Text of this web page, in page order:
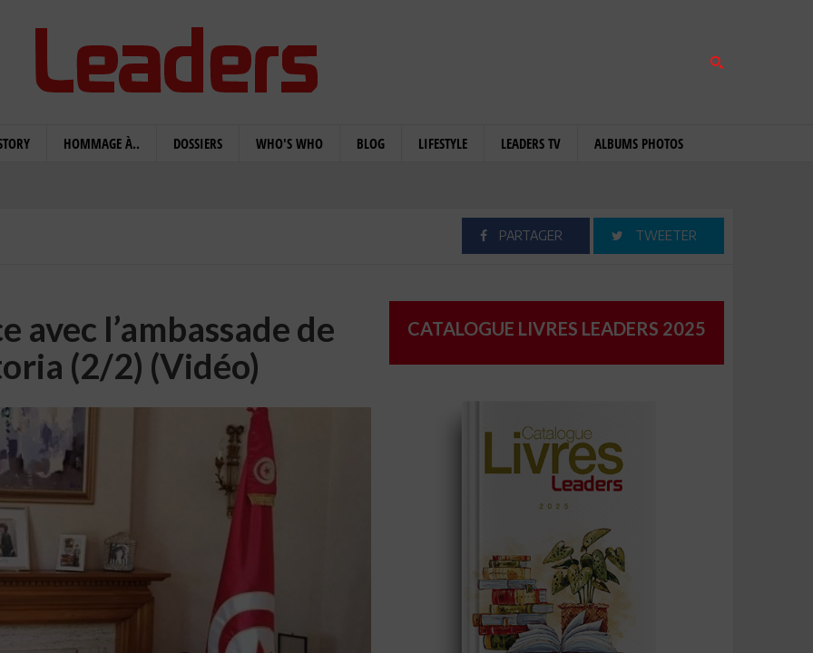
HOMMAGE À.. DOSSIERS WHO'S WHO BLOG LIFESTYLE LEADERS TV ALBUMS PHOTOS
PARTAGER TWEETER
avec l’ambassade de
(2/2) (Vidéo)
CATALOGUE LIVRES LEADERS 2025